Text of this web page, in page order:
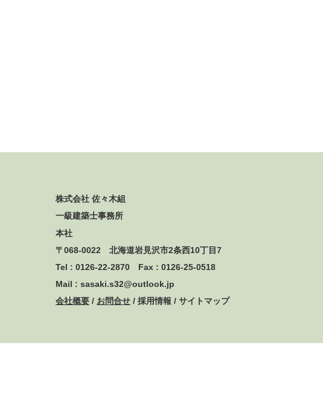
株式会社 佐々木組
一級建築士事務所
本社
〒068-0022 北海道岩見沢市2条西10丁目7
Tel : 0126-22-2870 Fax : 0126-25-0518
Mail : sasaki.s32@outlook.jp
会社概要 / お問合せ / 採用情報 / サイトマップ